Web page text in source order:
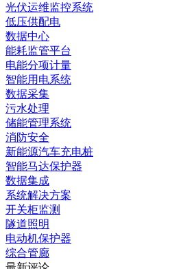
光伏运维监控系统
低压供配电
数据中心
能耗监管平台
电能分项计量
智能用电系统
数据采集
污水处理
储能管理系统
消防安全
新能源汽车充电桩
智能马达保护器
数据集成
系统解决方案
开关柜监测
隧道照明
电动机保护器
综合管廊